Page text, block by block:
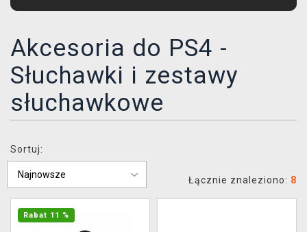
TRANSPORT
XZONE KLUB
Akcesoria do PS4 -
Słuchawki i zestawy
słuchawkowe
Sortuj:
Łącznie znaleziono: 8
Rabat 11 %